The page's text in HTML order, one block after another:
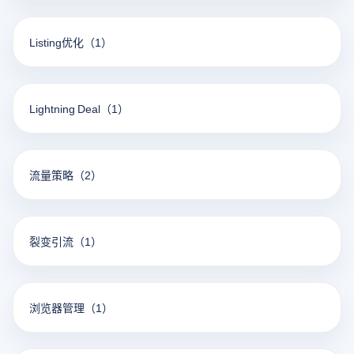
Listing优化 （1）
Lightning Deal （1）
流量策略 （2）
裂变引流 （1）
浏览器管理 （1）